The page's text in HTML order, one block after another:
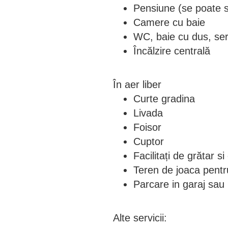
Pensiune (se poate
Camere cu baie
WC, baie cu dus,
Încălzire centrală
În aer liber
Curte gradina
Livada
Foisor
Cuptor
Facilitați de grătar si
Teren de joaca
Parcare in garaj sau
Alte servicii: